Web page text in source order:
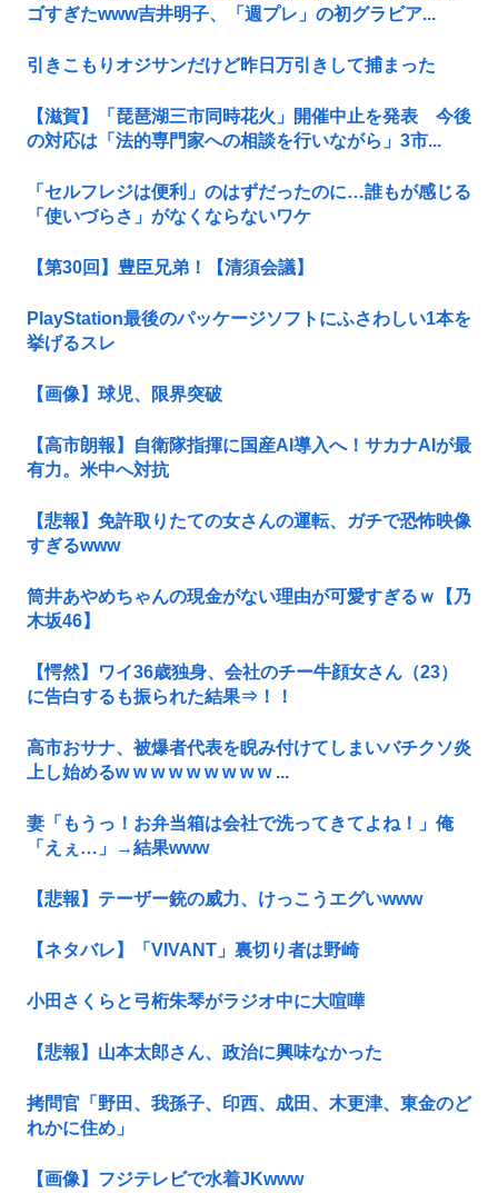
ゴすぎたwww吉井明子、「週プレ」の初グラビア...
引きこもりオジサンだけど昨日万引きして捕まった
【滋賀】「琵琶湖三市同時花火」開催中止を発表 今後
の対応は「法的専門家への相談を行いながら」3市...
「セルフレジは便利」のはずだったのに…誰もが感じる
「使いづらさ」がなくならないワケ
【第30回】豊臣兄弟！【清須会議】
PlayStation最後のパッケージソフトにふさわしい1本を
挙げるスレ
【画像】球児、限界突破
【高市朗報】自衛隊指揮に国産AI導入へ！サカナAIが最
有力。米中へ対抗
【悲報】免許取りたての女さんの運転、ガチで恐怖映像
すぎるwww
筒井あやめちゃんの現金がない理由が可愛すぎるｗ【乃
木坂46】
【愕然】ワイ36歳独身、会社のチー牛顔女さん（23）
に告白するも振られた結果⇒！！
高市おサナ、被爆者代表を睨み付けてしまいバチクソ炎
上し始めるw w w w w w w w w ...
妻「もうっ！お弁当箱は会社で洗ってきてよね！」俺
「えぇ…」→結果www
【悲報】テーザー銃の威力、けっこうエグいwww
【ネタバレ】「VIVANT」裏切り者は野崎
小田さくらと弓桁朱琴がラジオ中に大喧嘩
【悲報】山本太郎さん、政治に興味なかった
拷問官「野田、我孫子、印西、成田、木更津、東金のど
れかに住め」
【画像】フジテレビで水着JKwww